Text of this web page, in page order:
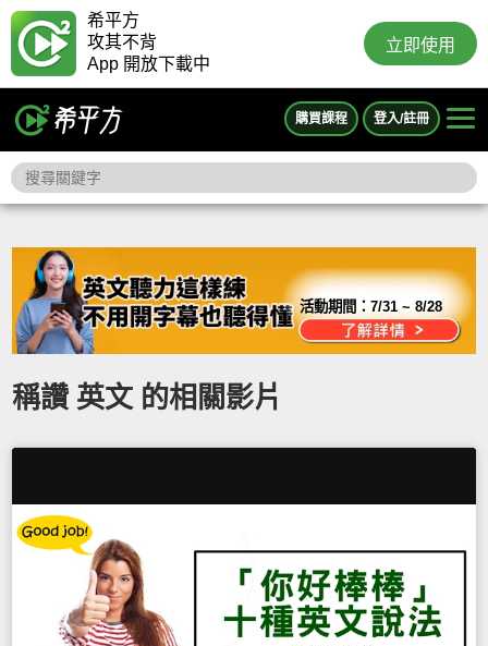
希平方
攻其不背
App 開放下載中
立即使用
購買課程 登入/註冊
活動期間：7/31 ~ 8/28
稱讚 英文 的相關影片